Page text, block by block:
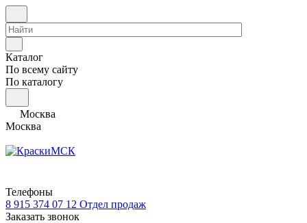
Каталог
По всему сайту
По каталогу
Москва
Москва
Телефоны
8 915 374 07 12 Отдел продаж
Заказать звонок